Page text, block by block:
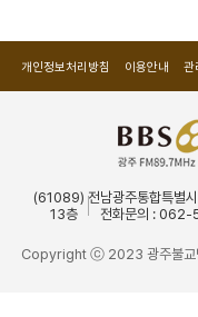
개인정보처리방침 이용안내 관
(61089) 전남광주통합특별
13층
전화문의 :
Copyright ⓒ 2023 광주불